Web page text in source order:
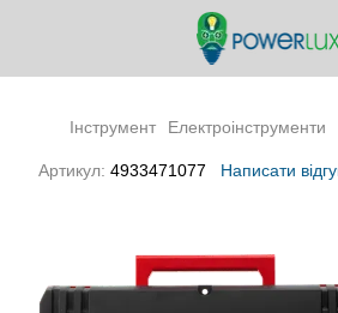
Інструмент Електроінструменти
Артикул: 4933471077 Написати